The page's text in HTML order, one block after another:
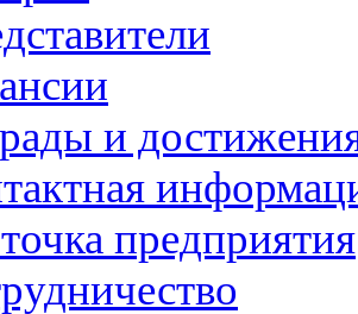
и
предприятия